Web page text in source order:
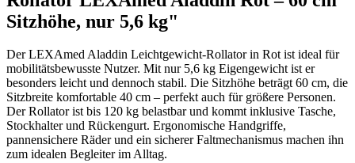
Sitzhöhe, nur 5,6 kg"
Der LEXAmed Aladdin Leichtgewicht-Rollator in Rot ist ideal für
mobilitätsbewusste Nutzer. Mit nur 5,6 kg Eigengewicht ist er
besonders leicht und dennoch stabil. Die Sitzhöhe beträgt 60 cm, die
Sitzbreite komfortable 40 cm – perfekt auch für größere Personen.
Der Rollator ist bis 120 kg belastbar und kommt inklusive Tasche,
Stockhalter und Rückengurt. Ergonomische Handgriffe,
pannensichere Räder und ein sicherer Faltmechanismus machen ihn
zum idealen Begleiter im Alltag.